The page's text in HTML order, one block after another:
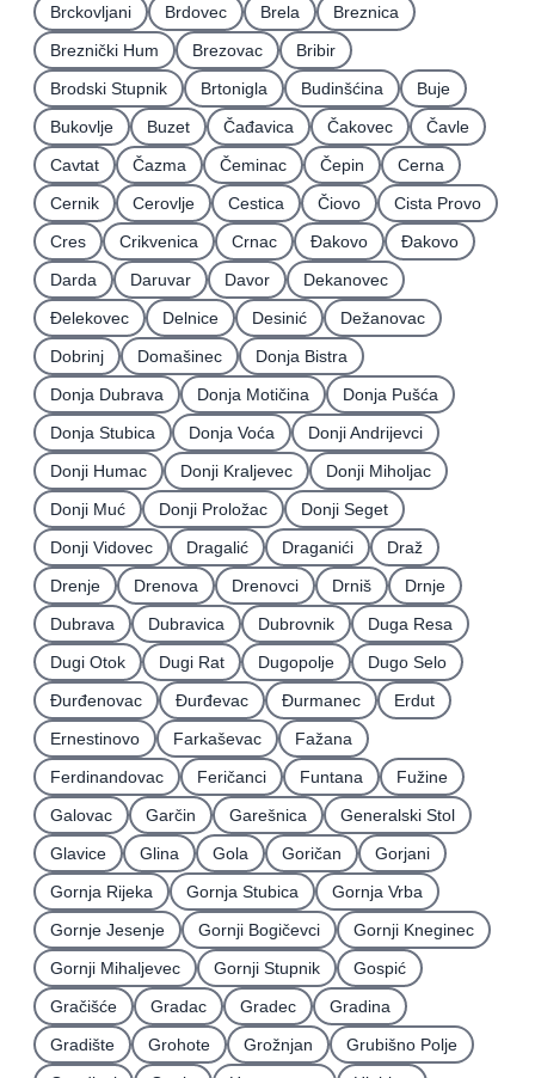
Brckovljani
Brdovec Brela
Breznica
Breznički Hum
Brezovac
Bribir
Brodski Stupnik
Brtonigla Budinšćina
Buje
Bukovlje
Buzet Čađavica Čakovec
Čavle
Cavtat
Čazma Čeminac Čepin
Cerna
Cernik
Cerovlje Cestica Čiovo
Cista Provo
Cres
Crikvenica Crnac Đakovo
Ðakovo
Darda
Daruvar Davor
Dekanovec
Ðelekovec
Delnice Desinić
Dežanovac
Dobrinj
Domašinec
Donja Bistra
Donja Dubrava
Donja Motičina
Donja Pušća
Donja Stubica
Donja Voća
Donji Andrijevci
Donji Humac
Donji Kraljevec
Donji Miholjac
Donji Muć
Donji Proložac
Donji Seget
Donji Vidovec
Dragalić Draganići
Draž
Drenje
Drenova Drenovci Drniš
Drnje
Dubrava
Dubravica Dubrovnik
Duga Resa
Dugi Otok
Dugi Rat Dugopolje
Dugo Selo
Ðurđenovac
Ðurđevac Ðurmanec
Erdut
Ernestinovo
Farkaševac
Fažana
Ferdinandovac
Feričanci Funtana
Fužine
Galovac
Garčin Garešnica
Generalski Stol
Glavice
Glina Gola Goričan
Gorjani
Gornja Rijeka
Gornja Stubica
Gornja Vrba
Gornje Jesenje
Gornji Bogičevci
Gornji Kneginec
Gornji Mihaljevec
Gornji Stupnik
Gospić
Gračišće
Gradac Gradec
Gradina
Gradište
Grohote Grožnjan
Grubišno Polje